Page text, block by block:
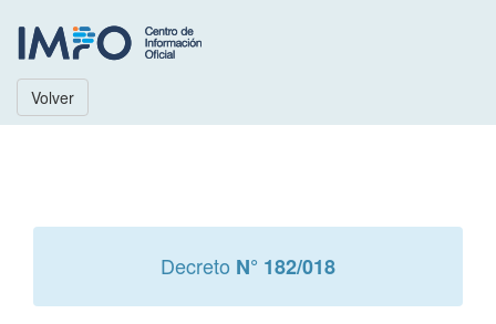
Volver
Decreto N° 182/018